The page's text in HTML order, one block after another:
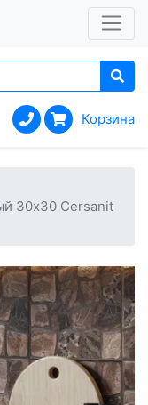
Корзина
30x30 Cersanit